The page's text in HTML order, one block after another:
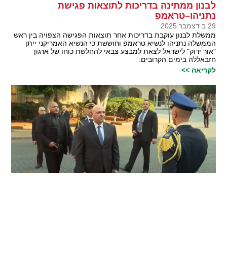
לבנון ממתינה בדריכות לתוצאות פגישת
נתניהו–טראמפ
29 ב דצמבר 2025
ממשלת לבנון עוקבת בדריכות אחר תוצאות הפגישה הצפויה בין ראש
הממשלה נתניהו לנשיא טראמפ וחוששת כי הנשיא האמריקני ייתן
"אור ירוק" לישראל לצאת למבצע צבאי להחלשת כוחו של ארגון
חזבאללה בימים הקרובים.
לקריאה >>